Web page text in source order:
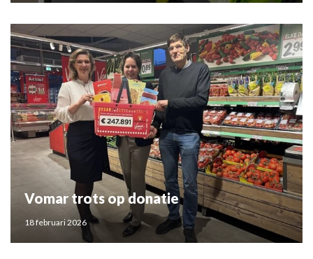
Vomar trots op donatie
18 februari 2026